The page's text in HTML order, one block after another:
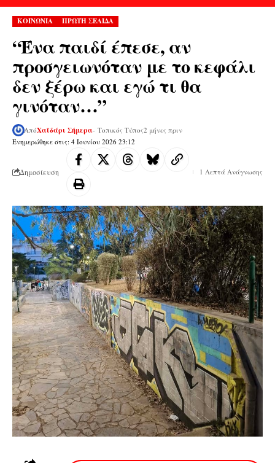
ΚΟΙΝΩΝΙΑ ΠΡΩΤΗ ΣΕΛΙΔΑ
“Ένα παιδί έπεσε, αν
προσγειωνόταν με το κεφάλι
δεν ξέρω και εγώ τι θα
γινόταν…”
Ενημερώθηκε στις: 4 Ιουνίου 2026 23:12
ΑπόΧαϊδάρι Σήμερα- Τοπικός Τύπος2 μήνες πριν
Δημοσίευση 1 Λεπτά Ανάγνωσης